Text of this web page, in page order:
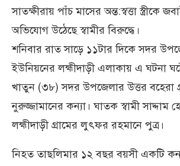
সাতক্ষীরায় পাঁচ মাসের অন্ত:স্বত্তা স্ত্রীকে
অভিযোগ উঠেছে স্বামীর বিরুদ্ধে।
শনিবার রাত সাড়ে ১১টার দিকে সদর
ইউনিয়নের লহ্মীদাড়ী এলাকায় এ ঘটনা
খাতুন (৩৮) সদর উপজেলার উত্তর বহেরা
নুরুজ্জামানের কন্যা। ঘাতক স্বামী সাদ্দাম
লহ্মীদাড়ী গ্রামের লুৎফর রহমানে পুত্র।
নিহত তাছলিমার ১২ বছর বয়সী একটি